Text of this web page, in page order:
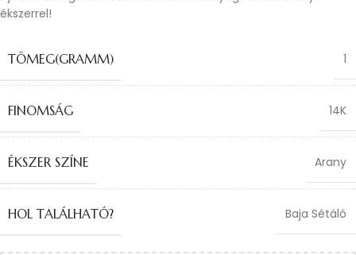
ékszerrel!
TÖMEG(GRAMM) 1
FINOMSÁG 14K
ÉKSZER SZÍNE Arany
HOL TALÁLHATÓ? Baja Sétáló